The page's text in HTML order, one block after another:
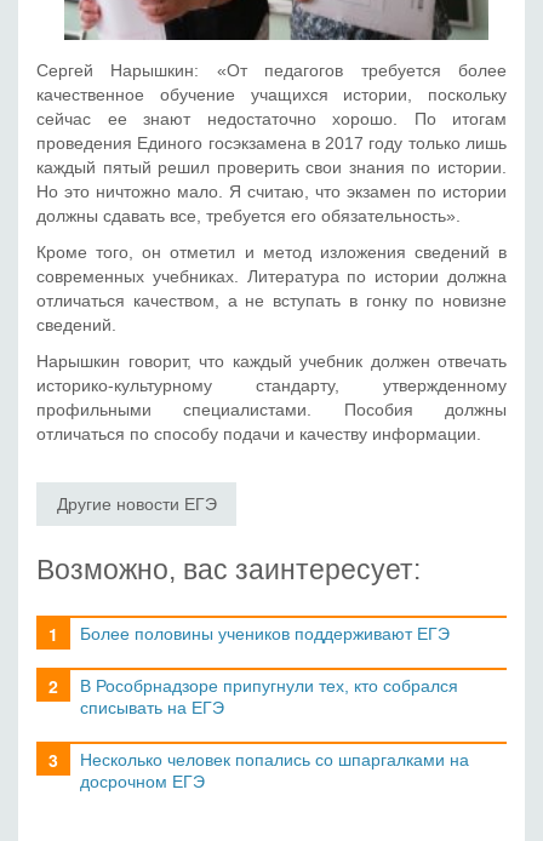
Сергей Нарышкин: «От педагогов требуется более
качественное обучение учащихся истории, поскольку
сейчас ее знают недостаточно хорошо. По итогам
проведения Единого госэкзамена в 2017 году только лишь
каждый пятый решил проверить свои знания по истории.
Но это ничтожно мало. Я считаю, что экзамен по истории
должны сдавать все, требуется его обязательность».
Кроме того, он отметил и метод изложения сведений в
современных учебниках. Литература по истории должна
отличаться качеством, а не вступать в гонку по новизне
сведений.
Нарышкин говорит, что каждый учебник должен отвечать
историко-культурному стандарту, утвержденному
профильными специалистами. Пособия должны
отличаться по способу подачи и качеству информации.
Другие новости ЕГЭ
Возможно, вас заинтересует:
Более половины учеников поддерживают ЕГЭ
В Рособрнадзоре припугнули тех, кто собрался
списывать на ЕГЭ
Несколько человек попались со шпаргалками на
досрочном ЕГЭ